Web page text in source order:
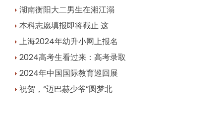
湖南衡阳大二男生在湘江溺
本科志愿填报即将截止 这
上海2024年幼升小网上报名
2024高考生看过来：高考录取
2024年中国国际教育巡回展
祝贺，“迈巴赫少爷”圆梦北